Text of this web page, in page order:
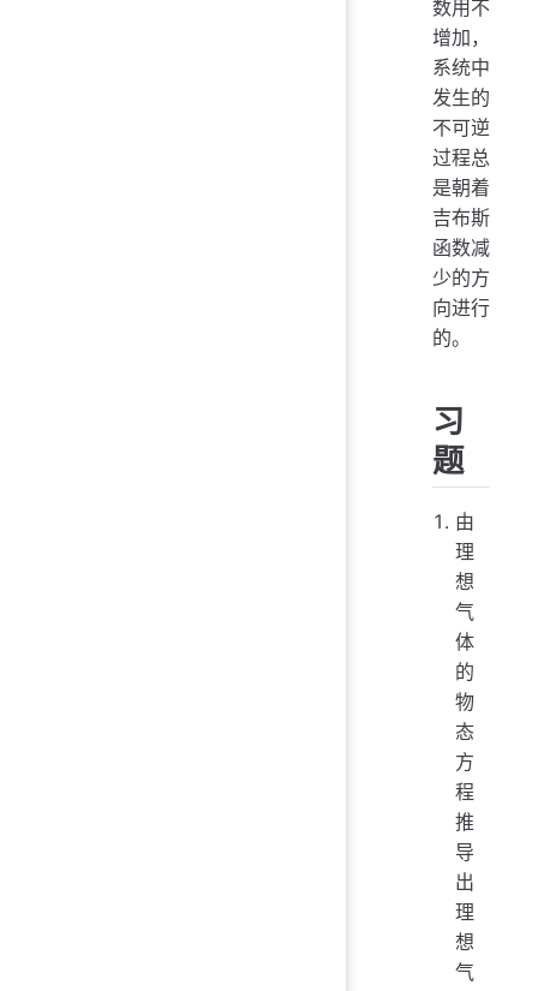
数用不
增加，
系统中
发生的
不可逆
过程总
是朝着
吉布斯
函数减
少的方
向进行
的。
习
题
由
理
想
气
体
的
物
态
方
程
推
导
出
理
想
气